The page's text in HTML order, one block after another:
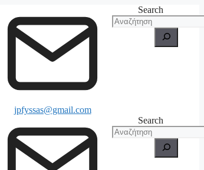
jpfyssas@gmail.com
Search
Search